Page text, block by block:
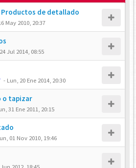
Productos de detallado
May 2010, 20:37
Jul 2014, 08:55
- Lun, 20 Ene 2014, 20:30
o tapizar
31 Ene 2011, 20:15
01 Nov 2010, 19:46